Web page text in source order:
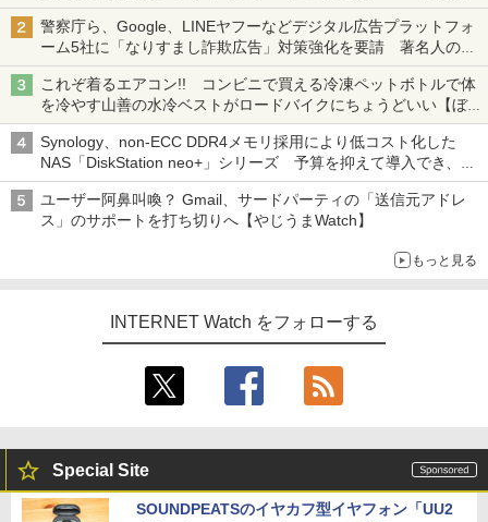
も、持ち替えずに書き込める
警察庁ら、Google、LINEヤフーなどデジタル広告プラットフォ
ーム5社に「なりすまし詐欺広告」対策強化を要請 著名人の写
真や映像を使った投資詐欺などへの対策として
これぞ着るエアコン!! コンビニで買える冷凍ペットボトルで体
を冷やす山善の水冷ベストがロードバイクにちょうどいい【ぼっ
ち・ざ・ろーど！その14】【空いた時間でなにしてる？】
Synology、non-ECC DDR4メモリ採用により低コスト化した
NAS「DiskStation neo+」シリーズ 予算を抑えて導入でき、
ECCメモリへのアップグレードも可能
ユーザー阿鼻叫喚？ Gmail、サードパーティの「送信元アドレ
ス」のサポートを打ち切りへ【やじうまWatch】
もっと見る
INTERNET Watch をフォローする
Special Site
SOUNDPEATSのイヤカフ型イヤフォン「UU2